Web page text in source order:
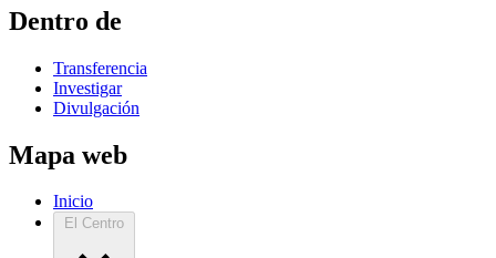
Dentro de
Transferencia
Investigar
Divulgación
Mapa web
Inicio
El Centro